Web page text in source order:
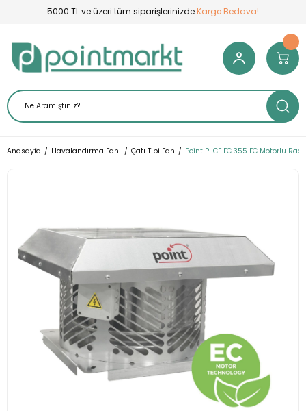
5000 TL ve üzeri tüm siparişlerinizde Kargo Bedava!
Anasayfa Havalandırma Fanı Çatı Tipi Fan Point P-CF EC 355 EC Motorlu